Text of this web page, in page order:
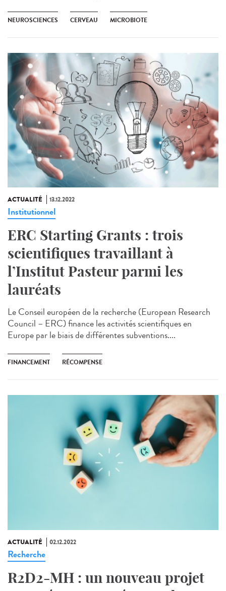
NEUROSCIENCES CERVEAU MICROBIOTE
ACTUALITÉ 13.12.2022
Institutionnel
ERC Starting Grants : trois
scientifiques travaillant à
l’Institut Pasteur parmi les
lauréats
Le Conseil européen de la recherche (European Research
Council – ERC) finance les activités scientifiques en
Europe par le biais de différentes subventions....
FINANCEMENT RÉCOMPENSE
ACTUALITÉ 02.12.2022
Recherche
R2D2-MH : un nouveau projet